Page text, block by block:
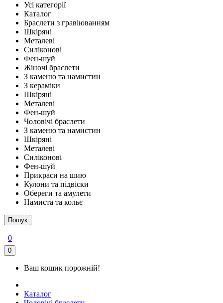
Усі категорії
Каталог
Браслети з гравіюванням
Шкіряні
Металеві
Силіконові
Фен-шуй
Жіночі браслети
З каменю та намистин
З кераміки
Шкіряні
Металеві
Фен-шуй
Чоловічі браслети
З каменю та намистин
Шкіряні
Металеві
Силіконові
Фен-шуй
Прикраси на шию
Кулони та підвіски
Обереги та амулети
Намиста та кольє
Пошук
0
0
Ваш кошик порожній!
Каталог